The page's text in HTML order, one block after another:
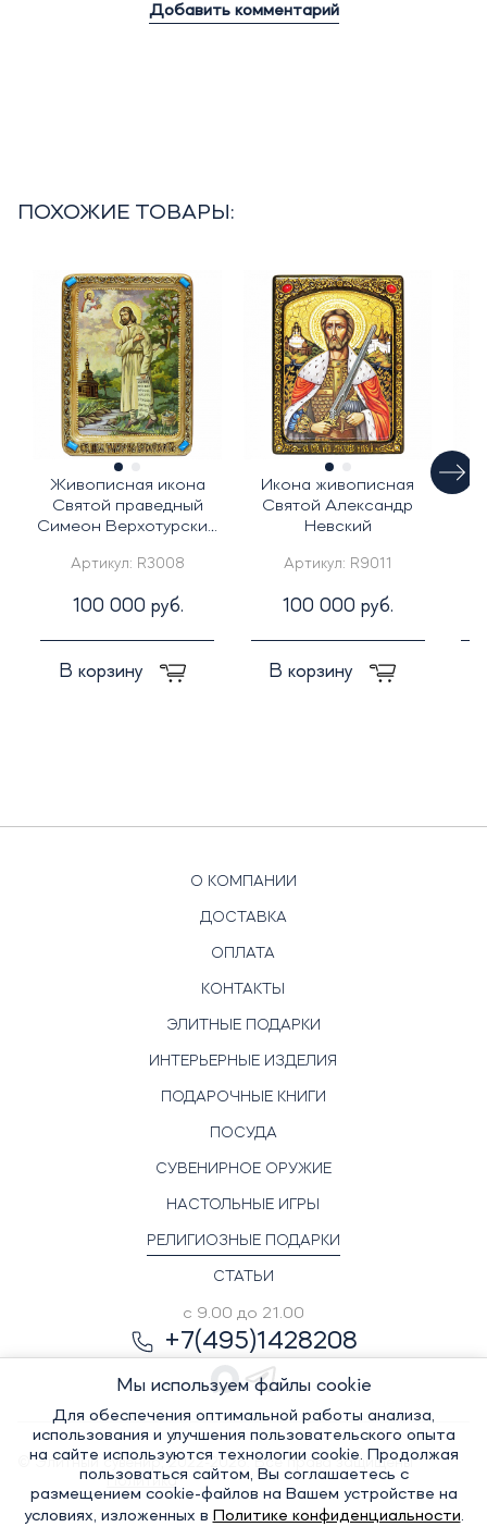
Добавить комментарий
ПОХОЖИЕ ТОВАРЫ:
Живописная икона
Святой праведный
Симеон Верхотурский
Артикул: R3008
100 000 руб.
В корзину
Икона живописная
Святой Александр
Невский
Артикул: R9011
100 000 руб.
В корзину
О КОМПАНИИ
ДОСТАВКА
ОПЛАТА
КОНТАКТЫ
ЭЛИТНЫЕ ПОДАРКИ
ИНТЕРЬЕРНЫЕ ИЗДЕЛИЯ
ПОДАРОЧНЫЕ КНИГИ
ПОСУДА
СУВЕНИРНОЕ ОРУЖИЕ
НАСТОЛЬНЫЕ ИГРЫ
РЕЛИГИОЗНЫЕ ПОДАРКИ
СТАТЬИ
с 9.00 до 21.00
+7(495)1428208
© Элитный сувенир, 2022-2026. Все права защищены
Политика
Мы используем файлы cookie
Для обеспечения оптимальной работы анализа,
использования и улучшения пользовательского опыта
на сайте используются технологии cookie. Продолжая
пользоваться сайтом, Вы соглашаетесь с
размещением cookie-файлов на Вашем устройстве на
условиях, изложенных в Политике конфиденциальности.